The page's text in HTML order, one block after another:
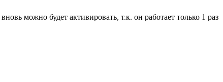
можно будет активировать, т.к. он работает только 1 раз